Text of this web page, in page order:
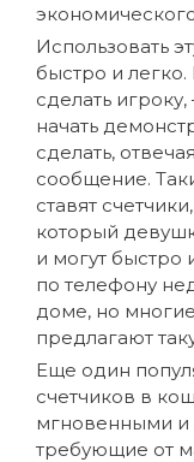
Использовать
быстро и
сделать
начать
сделать,
сообщение.
ставят
который
и могут быстро
по телефону
доме, но
предлагают
Еще один
счетчиков в
мгновенными и
требующие от